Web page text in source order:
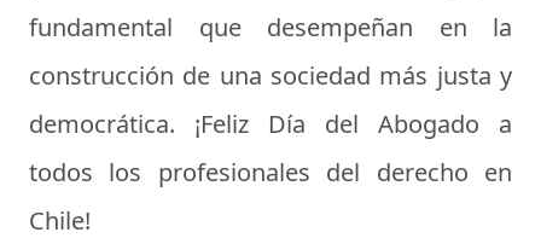
fundamental que desempeñan en la
construcción de una sociedad más justa y
democrática. ¡Feliz Día del Abogado a
todos los profesionales del derecho en
Chile!